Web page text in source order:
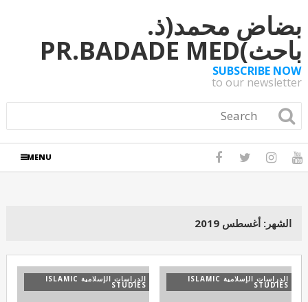
بضاض محمد(ذ.
باحث)PR.BADADE MED
SUBSCRIBE NOW
to our newsletter
MENU
الشهر: أغسطس 2019
الدراسات الإسلامية ISLAMIC
STUDIES
الدراسات الإسلامية ISLAMIC
STUDIES